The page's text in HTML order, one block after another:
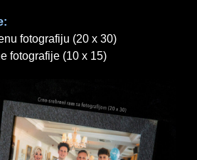
fotografiju (20 x 30)
fotografije (10 x 15)